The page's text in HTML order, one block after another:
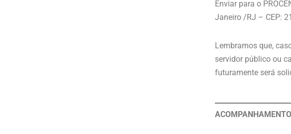
Enviar para o
Janeiro /RJ – CEP:
Lembramos que,
servidor público ou
futuramente será